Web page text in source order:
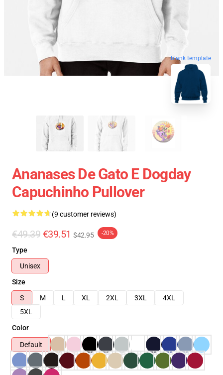
blank template
Ananases De Gato E Dogday
Capuchinho Pullover
(9 customer reviews)
€49.39 €39.51 $42.95 -20%
Type
Unisex
Size
S
M L XL 2XL 3XL
4XL
5XL
Color
Default